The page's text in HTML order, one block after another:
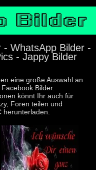
- WhatsApp Bilder -
- Jappy Bilder
eine große Auswahl an
Bilder.
könnt Ihr auch für
Foren teilen und
herunterladen.